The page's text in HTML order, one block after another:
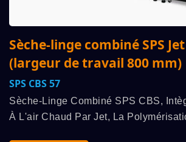
Sèche-linge combiné SPS
(largeur de travail 800 mm)
SPS CBS 57
Sèche-Linge Combiné SPS CBS,
À L'air Chaud Par Jet, La